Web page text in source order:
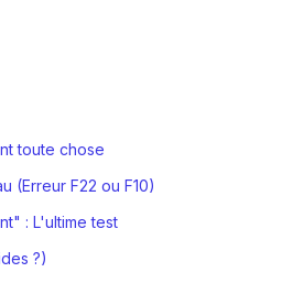
toute chose
(Erreur F22 ou F10)
: L'ultime test
?)